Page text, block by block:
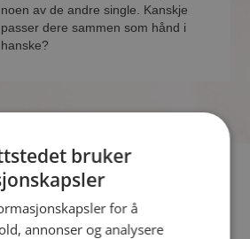
noen av de andre single. Kanskje
passer dere sammen som hånd i
hanske?
Tysvær har du kommet til riktig sted.
bli medlem og søke blant tusenvis av
i Tysvær
bruker
for å
annonser og analysere